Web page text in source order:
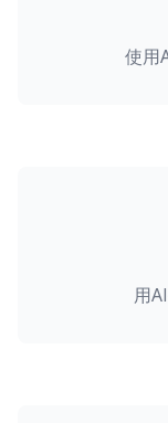
使用
用